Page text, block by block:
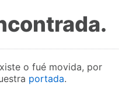
o fué movida, por
portada.